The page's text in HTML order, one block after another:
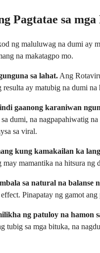
Pagtatae sa
ng maluluwag na dumi ay
na makatagpo mo.
sa lahat. Ang
ay matubig na dumi
gaanong karaniwan
dumi, na nagpapahiwatig
sa viral.
kung kamakailan ka
mamantika na hitsura
sa natural na balanse
Pinapatay ng gamot
ng patuloy na hamon
tubig sa mga bituka, na